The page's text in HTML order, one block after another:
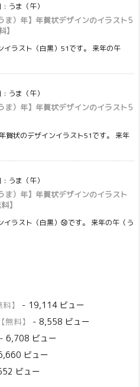
: うま（午）
ま）年】年賀状デザインのイラスト5
】
イラスト（白黒）51です。 来年の午
: うま（午）
ま）年】年賀状デザインのイラスト5
賀状のデザインイラスト51です。 来年
: うま（午）
ま）年】年賀状デザインのイラスト
】
イラスト（白黒）㊿です。 来年の午（う
】
- 19,114 ビュー
料】
- 8,558 ビュー
- 6,708 ビュー
ビュー
ビュー